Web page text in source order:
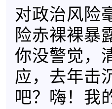
对政治风险
险赤裸裸暴
你没警觉，
应，去年击
吧？嗨！我